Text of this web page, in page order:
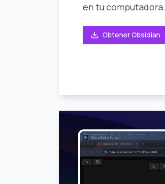
en tu computadora.
Obtener Obsidian